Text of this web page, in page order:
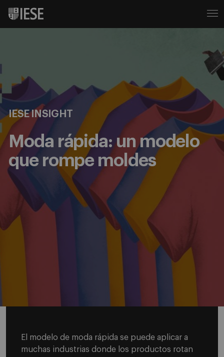
IESE INSIGHT
Moda rápida: un modelo
que rompe moldes
El modelo de moda rápida se puede aplicar a
muchas industrias donde los productos rotan